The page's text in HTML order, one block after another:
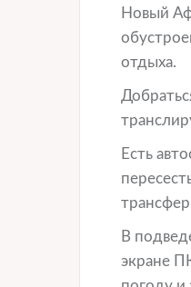
Новый
отдыха.
Есть
В
экране